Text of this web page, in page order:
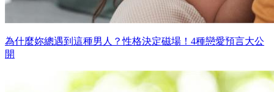
為什麼妳總遇到這種男人？性格決定磁場！4種戀愛預言大公
開